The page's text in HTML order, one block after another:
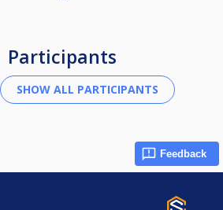
Participants
Feedback